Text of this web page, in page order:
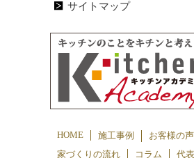
サイトマップ
HOME 施工事例 お客様の声
家づくりの流れ
コラム 代